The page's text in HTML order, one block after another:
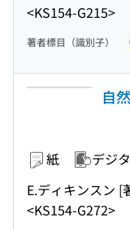
<KS154-G215>
著者標目（識別子）
自
紙 デジ
E.ディキンスン [
<KS154-G272>